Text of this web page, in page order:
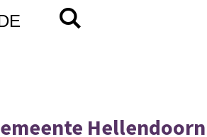
Hellendoorn